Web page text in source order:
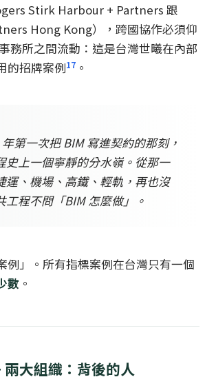
Stirk Harbour + Partners 跟
Hong Kong），跨國協作必須仰
務所之間流動：這是台灣世曦在內部
的招牌案例17 。
第一次把 BIM 寫進契約的那刻，
史上一個寧靜的分水嶺。從那一
運、機場、高鐵、輕軌，再也沒
工程不問「BIM 怎麼做」。
例」。所有指標案例在台灣只有一個
數 。
大組織：背後的人